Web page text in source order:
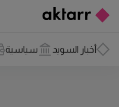
أخبار السويد سياسية